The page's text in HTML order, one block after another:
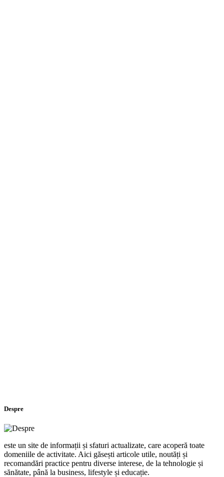
Despre
este un site de informații și sfaturi actualizate, care acoperă toate
domeniile de activitate. Aici găsești articole utile, noutăți și
recomandări practice pentru diverse interese, de la tehnologie și
sănătate, până la business, lifestyle și educație.